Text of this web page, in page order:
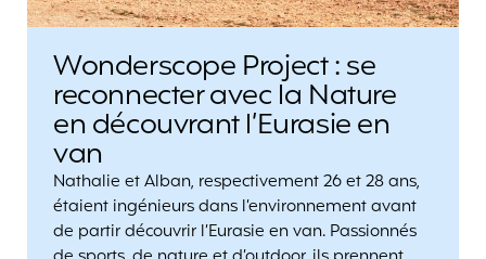
Wonderscope Project : se
reconnecter avec la Nature
en découvrant l’Eurasie en
van
Nathalie et Alban, respectivement 26 et 28 ans,
étaient ingénieurs dans l’environnement avant
de partir découvrir l’Eurasie en van. Passionnés